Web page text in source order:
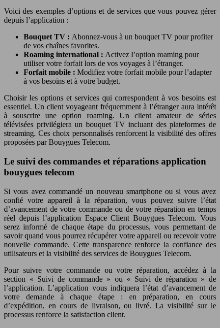
Voici des exemples d’options et de services que vous pouvez gérer
depuis l’application :
Bouquet TV : Abonnez-vous à un bouquet TV pour profiter
de vos chaînes favorites.
Roaming international : Activez l’option roaming pour
utiliser votre forfait lors de vos voyages à l’étranger.
Forfait mobile : Modifiez votre forfait mobile pour l’adapter
à vos besoins et à votre budget.
Choisir les options et services qui correspondent à vos besoins est
essentiel. Un client voyageant fréquemment à l’étranger aura intérêt
à souscrire une option roaming. Un client amateur de séries
télévisées privilégiera un bouquet TV incluant des plateformes de
streaming. Ces choix personnalisés renforcent la visibilité des offres
proposées par Bouygues Telecom.
Le suivi des commandes et réparations application
bouygues telecom
Si vous avez commandé un nouveau smartphone ou si vous avez
confié votre appareil à la réparation, vous pouvez suivre l’état
d’avancement de votre commande ou de votre réparation en temps
réel depuis l’application Espace Client Bouygues Telecom. Vous
serez informé de chaque étape du processus, vous permettant de
savoir quand vous pourrez récupérer votre appareil ou recevoir votre
nouvelle commande. Cette transparence renforce la confiance des
utilisateurs et la visibilité des services de Bouygues Telecom.
Pour suivre votre commande ou votre réparation, accédez à la
section « Suivi de commande » ou « Suivi de réparation » de
l’application. L’application vous indiquera l’état d’avancement de
votre demande à chaque étape : en préparation, en cours
d’expédition, en cours de livraison, ou livré. La visibilité sur le
processus renforce la satisfaction client.